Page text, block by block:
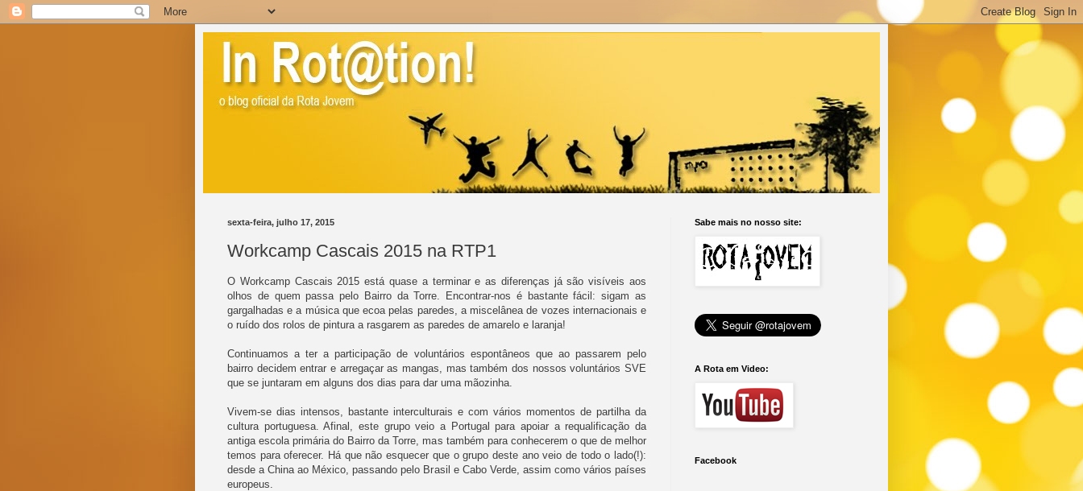
sexta-feira, julho 17, 2015
Workcamp Cascais 2015 na RTP1
O Workcamp Cascais 2015 está quase a terminar e as diferenças já são visíveis aos
olhos de quem passa pelo Bairro da Torre. Encontrar-nos é bastante fácil: sigam as
gargalhadas e a música que ecoa pelas paredes, a miscelânea de vozes internacionais e
o ruído dos rolos de pintura a rasgarem as paredes de amarelo e laranja!
Continuamos a ter a participação de voluntários espontâneos que ao passarem pelo
bairro decidem entrar e arregaçar as mangas, mas também dos nossos voluntários SVE
que se juntaram em alguns dos dias para dar uma mãozinha.
Vivem-se dias intensos, bastante interculturais e com vários momentos de partilha da
cultura portuguesa. Afinal, este grupo veio a Portugal para apoiar a requalificação da
antiga escola primária do Bairro da Torre, mas também para conhecerem o que de melhor
temos para oferecer. Há que não esquecer que o grupo deste ano veio de todo o lado(!):
desde a China ao México, passando pelo Brasil e Cabo Verde, assim como vários países
europeus.
Sabe mais no nosso site:
A Rota em Video:
Facebook